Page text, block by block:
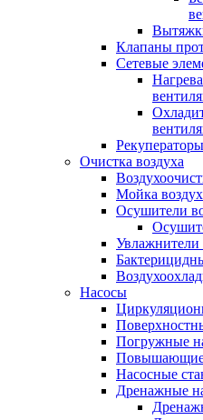
Клапаны
Сетевые
Очистка воздуха
Мойка
Осушители
Увлажнители
Насосы
Погружные
Повышающие
Насосные
Дренажные